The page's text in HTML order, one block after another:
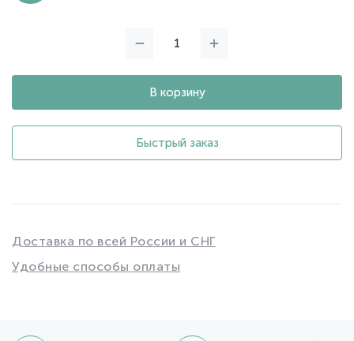
В корзину
Быстрый заказ
Доставка по всей России и СНГ
Удобные способы оплаты